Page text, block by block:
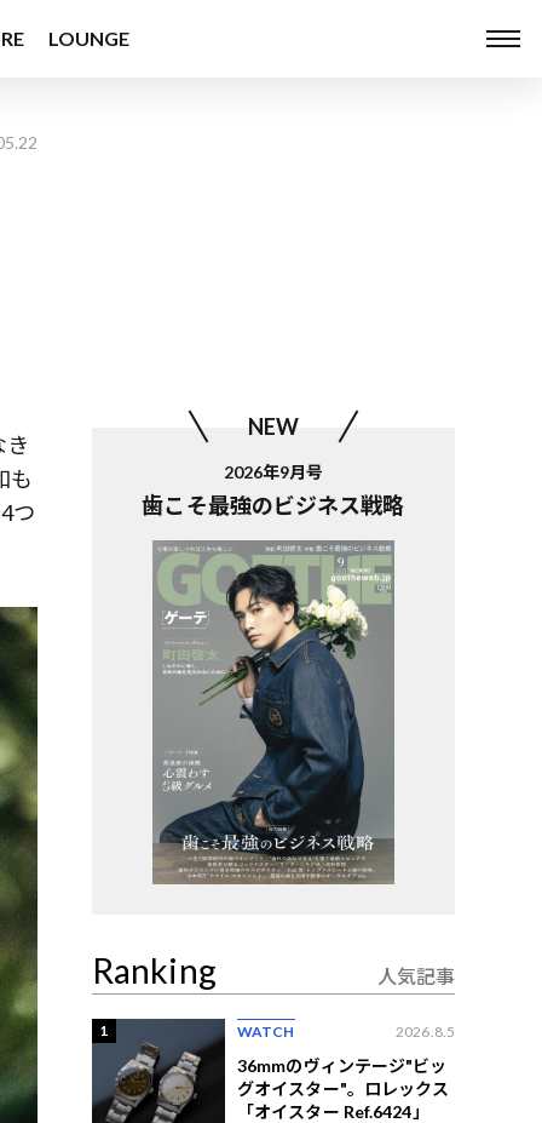
LOUNGE
き
も
つ
NEW
2026年9月号
歯こそ最強のビジネス戦略
Ranking 人気記事
1 WATCH 2026.8.5
36mmのヴィンテージ"ビッ
グオイスター"。ロレックス
「オイスター Ref.6424」